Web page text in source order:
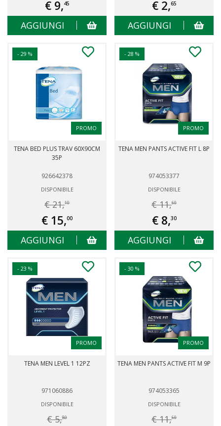
€ 9,45
AGGIUNGI
€ 2,65
AGGIUNGI
- 29 %
PROMO
TENA BED PLUS TRAV 60X90CM
35P
926642378
DISPONIBILE
€ 21,10
€ 15,00
AGGIUNGI
- 28 %
PROMO
TENA MEN PANTS ACTIVE FIT L 8P
974053377
DISPONIBILE
€ 11,60
€ 8,30
AGGIUNGI
- 23 %
PROMO
TENA MEN LEVEL 1 12PZ
971060886
DISPONIBILE
€ 5,80
- 30 %
PROMO
TENA MEN PANTS ACTIVE FIT M 9P
974053365
DISPONIBILE
€ 11,60